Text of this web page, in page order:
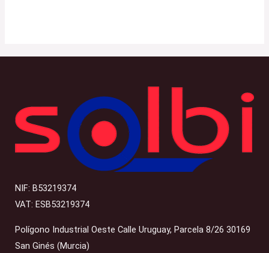
NIF: B53219374
VAT: ESB53219374
Polígono Industrial Oeste Calle Uruguay, Parcela 8/26 30169
San Ginés (Murcia)